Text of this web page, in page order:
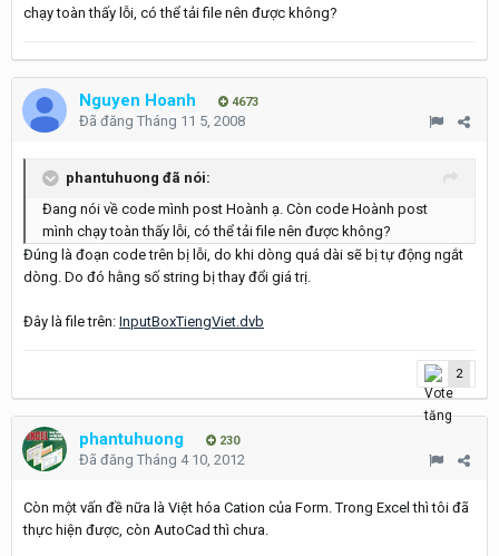
chạy toàn thấy lỗi, có thể tải file nên được không?
Nguyen Hoanh 4673
Đã đăng Tháng 11 5, 2008
phantuhuong đã nói:
Đang nói về code mình post Hoành ạ. Còn code Hoành post
mình chạy toàn thấy lỗi, có thể tải file nên được không?
Đúng là đoạn code trên bị lỗi, do khi dòng quá dài sẽ bị tự động ngắt
dòng. Do đó hằng số string bị thay đổi giá trị.
Đây là file trên: InputBoxTiengViet.dvb
2
phantuhuong 230
Đã đăng Tháng 4 10, 2012
Còn một vấn đề nữa là Việt hóa Cation của Form. Trong Excel thì tôi đã
thực hiện được, còn AutoCad thì chưa.